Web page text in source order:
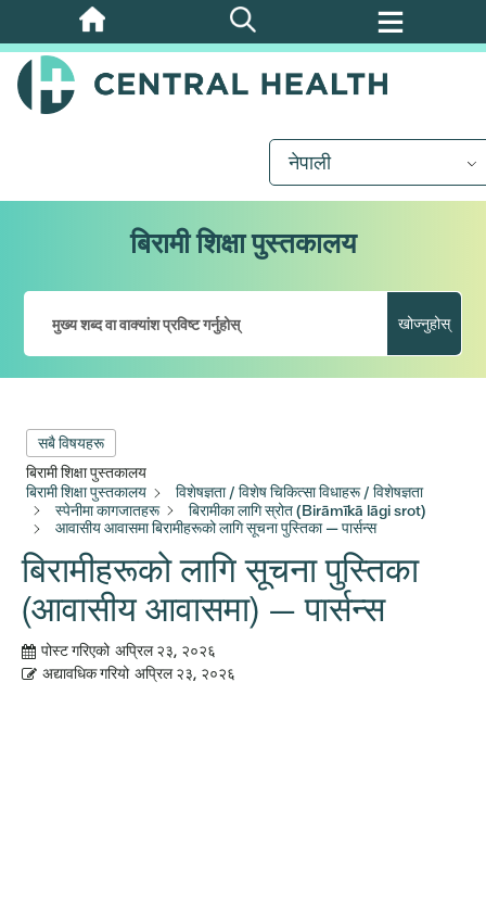
मुख्य
सामग्रीमा
जानुहोस्
नेपाली
बिरामी शिक्षा पुस्तकालय
खोज्नुहोस्
सबै विषयहरू
बिरामी शिक्षा पुस्तकालय
बिरामी शिक्षा पुस्तकालय
विशेषज्ञता / विशेष चिकित्सा विधाहरू / विशेषज्ञता
स्पेनीमा कागजातहरू
बिरामीका लागि स्रोत (Birāmīkā lāgi srot)
आवासीय आवासमा बिरामीहरूको लागि सूचना पुस्तिका — पार्सन्स
बिरामीहरूको लागि सूचना पुस्तिका
(आवासीय आवासमा) — पार्सन्स
पोस्ट गरिएको अप्रिल २३, २०२६
अद्यावधिक गरियो अप्रिल २३, २०२६